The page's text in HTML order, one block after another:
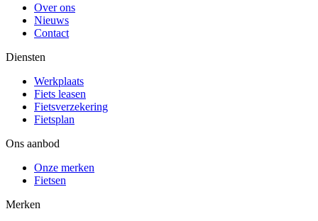
Over ons
Nieuws
Contact
Diensten
Werkplaats
Fiets leasen
Fietsverzekering
Fietsplan
Ons aanbod
Onze merken
Fietsen
Merken